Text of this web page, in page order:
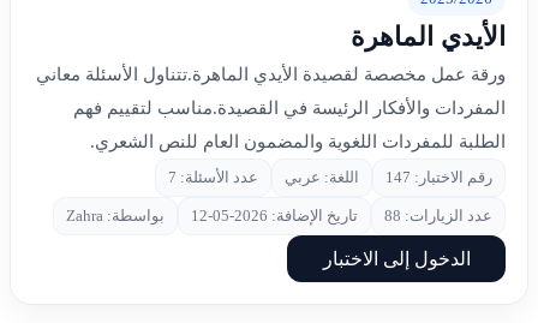
الأيدي الماهرة
ورقة عمل مخصصة لقصيدة الأيدي الماهرة.تتناول الأسئلة معاني
المفردات والأفكار الرئيسة في القصيدة.مناسب لتقييم فهم
الطلبة للمفردات اللغوية والمضمون العام للنص الشعري.
رقم الاختبار: 147 اللغة: عربي عدد الأسئلة: 7
عدد الزيارات: 88 تاريخ الإضافة: 2026-05-12 بواسطة: Zahra
الدخول إلى الاختبار